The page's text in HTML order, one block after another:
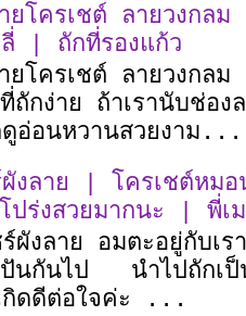
ยโครเชต์ ลายวงกล
| ถักที่รองแก้ว
ยโครเชต์ ลายวงกล
ถักง่าย ถ้าเรานับช่อง
ดูอ่อนหวานสวยงาม...
งลาย | โครเชต์หม
ปร่งสวยมากนะ | พี่เ
ผังลาย อมตะอยู่กับเ
ปันกันไป นำไปถักเ
กิดดีต่อใจค่ะ ...